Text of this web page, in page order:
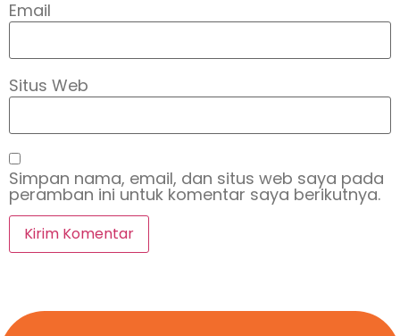
Email
Situs Web
Simpan nama, email, dan situs web saya pada
peramban ini untuk komentar saya berikutnya.